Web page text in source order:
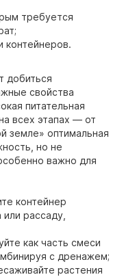
требуется
контейнеров.
добиться
свойства
питательная
всех этапах — от
земле» оптимальная
но не
важно для
контейнер
рассаду,
как часть смеси
с дренажем;
растения